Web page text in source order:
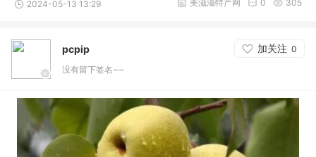
2024-05-13 13:29 305
0
美滋滋特产网
pcpip 加关注 0
没有留下签名~~